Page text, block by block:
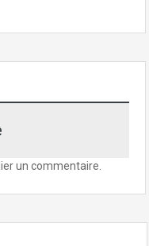
un commentaire.